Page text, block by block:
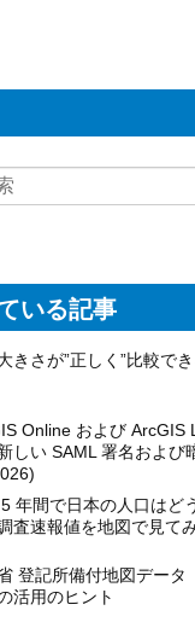
いる記事
きさが”正しく”比較で
Online および ArcGIS
しい SAML 署名および
年間で日本の人口はど
査速報値を地図で見て
登記所備付地図データ
活用のヒント